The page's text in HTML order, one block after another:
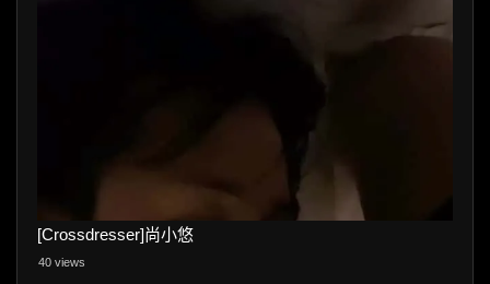
[Crossdresser]尚小悠
40 views